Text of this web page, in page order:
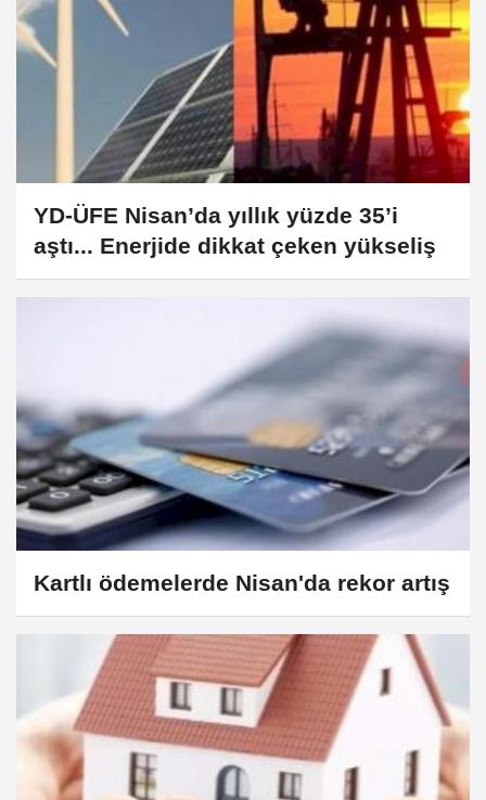
YD-ÜFE Nisan’da yıllık yüzde 35’i
aştı... Enerjide dikkat çeken yükseliş
Kartlı ödemelerde Nisan'da rekor artış